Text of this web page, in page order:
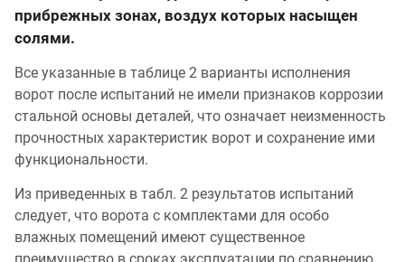
прибрежных зонах, воздух которых насыщен
солями.
Все указанные в таблице 2 варианты исполнения
ворот после испытаний не имели признаков коррозии
стальной основы деталей, что означает неизменность
прочностных характеристик ворот и сохранение ими
функциональности.
Из приведенных в табл. 2 результатов испытаний
следует, что ворота с комплектами для особо
влажных помещений имеют существенное